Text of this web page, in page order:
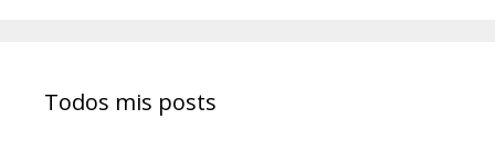
Todos mis posts